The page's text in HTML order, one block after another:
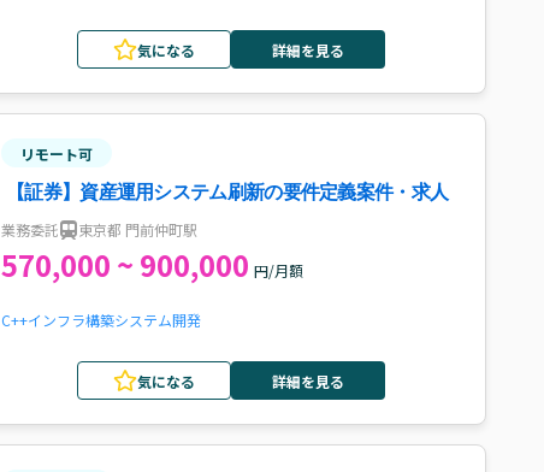
気になる 詳細を見る
リモート可
【証券】資産運用システム刷新の要件定義案件・求人
業務委託 東京都 門前仲町駅
570,000 ~ 900,000 円/月額
C++インフラ構築システム開発
気になる 詳細を見る